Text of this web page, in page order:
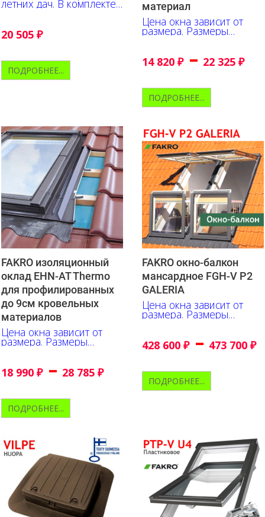
летних дач. В комплекте
с герметизирующим
20 505 ₽
ПОДРОБНЕЕ...
материал
Цена окна зависит от
размера. Размеры
указаны в см.
14 820 ₽ – 22 325 ₽
ПОДРОБНЕЕ...
FAKRO изоляционный
оклад EHN-AT Thermo
для профилированных
до 9см кровельных
материалов
Цена окна зависит от
размера. Размеры
указаны в см.
18 990 ₽ – 28 785 ₽
ПОДРОБНЕЕ...
FAKRO окно-балкон
мансардное FGH-V P2
GALERIA
Цена окна зависит от
размера. Размеры
указаны в сантиметрах.
428 600 ₽ – 473 700 ₽
ПОДРОБНЕЕ...